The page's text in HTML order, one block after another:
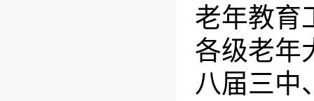
老年教育
各级老年
八届三中